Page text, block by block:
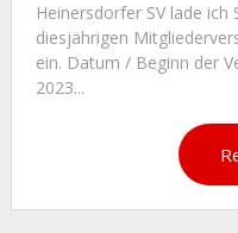
Heinersdorfer SV lade
diesjährigen
ein. Datum / Beginn der
2023...